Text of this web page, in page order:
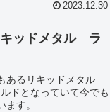
2023.12.30
ッドメタル ラ
あるリキッドメタル
ドとなっていて今でも
す。